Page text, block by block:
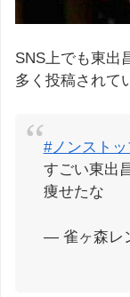
SNS上でも東出
多く投稿されて
#ノンストッ
すごい東出
痩せたな
— 雀ヶ森レ